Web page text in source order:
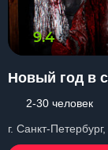
9.4
Новый год в
2-30 человек
г. Санкт-